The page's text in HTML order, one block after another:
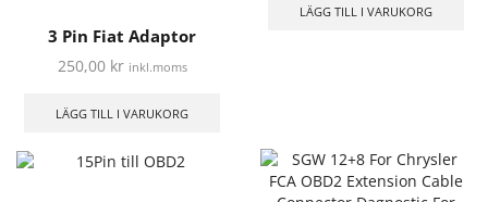
3 Pin Fiat Adaptor
250,00 kr inkl.moms
LÄGG TILL I VARUKORG
LÄGG TILL I VARUKORG